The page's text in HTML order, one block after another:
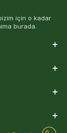
için o kadar
burada.